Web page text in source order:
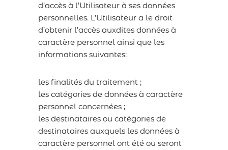
d’accès à l’Utilisateur à ses données
personnelles. L’Utilisateur a le droit
d’obtenir l’accès auxdites données à
caractère personnel ainsi que les
informations suivantes:
les finalités du traitement ;
les catégories de données à caractère
personnel concernées ;
les destinataires ou catégories de
destinataires auxquels les données à
caractère personnel ont été ou seront